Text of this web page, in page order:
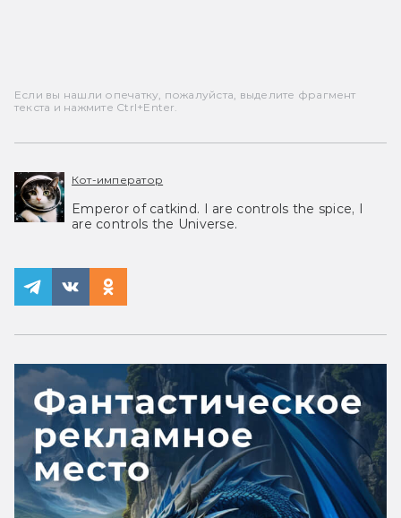
Если вы нашли опечатку, пожалуйста, выделите фрагмент
текста и нажмите Ctrl+Enter.
Кот-император
Emperor of catkind. I are controls the spice, I
are controls the Universe.